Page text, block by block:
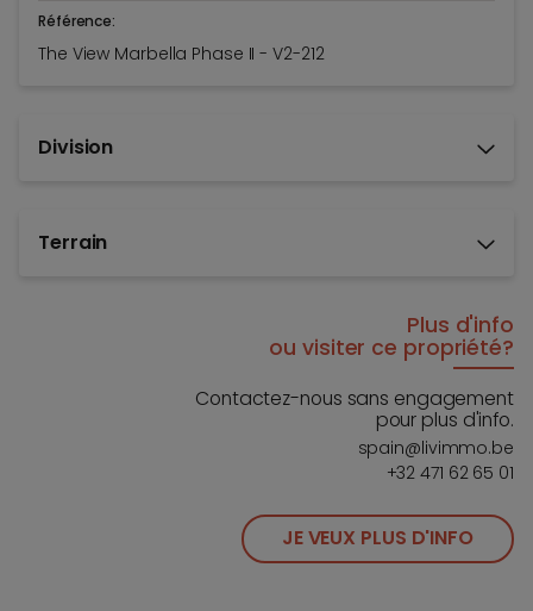
Référence:
The View Marbella Phase II - V2-212
Division
Terrain
Plus d'info
ou visiter ce propriété?
Contactez-nous sans engagement
pour plus d'info.
spain@livimmo.be
+32 471 62 65 01
JE VEUX PLUS D'INFO